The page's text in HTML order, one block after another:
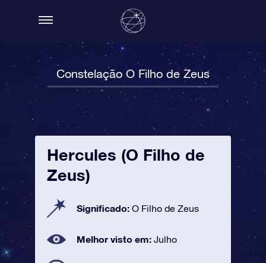
Constelação O Filho de Zeus
Hercules (O Filho de
Zeus)
Significado: O Filho de Zeus
Melhor visto em: Julho